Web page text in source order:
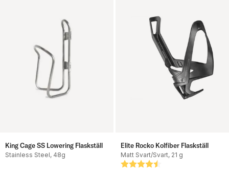
King Cage SS Lowering Flaskställ
Stainless Steel, 48g
Elite Rocko Kolfiber Flaskställ
Matt Svart/Svart, 21 g
Betyg:
4.9 utav 5 stjärnor